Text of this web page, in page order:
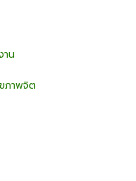
าน
ภาพจิต